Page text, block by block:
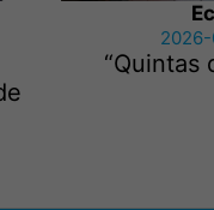
2026-
“Quintas